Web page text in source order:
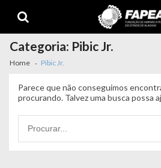
navigation
content
Categoria: Pibic Jr.
Home Pibic Jr.
Parece que não conseguimos
procurando. Talvez uma busca possa
por: